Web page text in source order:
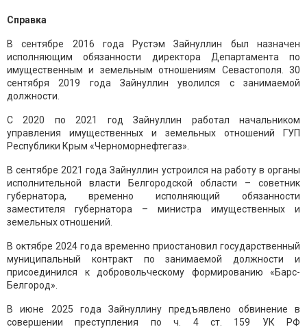
Справка
В сентябре 2016 года Рустэм Зайнуллин был назначен
исполняющим обязанности директора Департамента по
имущественным и земельным отношениям Севастополя. 30
сентября 2019 года Зайнуллин уволился с занимаемой
должности.
С 2020 по 2021 год Зайнуллин работал начальником
управления имущественных и земельных отношений ГУП
Республики Крым «Черноморнефтегаз».
В сентябре 2021 года Зайнуллин устроился на работу в органы
исполнительной власти Белгородской области – советник
губернатора, временно исполняющий обязанности
заместителя губернатора – министра имущественных и
земельных отношений.
В октябре 2024 года временно приостановил государственный
муниципальный контракт по занимаемой должности и
присоединился к добровольческому формированию «Барс-
Белгород».
В июне 2025 года Зайнуллину предъявлено обвинение в
совершении преступления по ч. 4 ст. 159 УК РФ